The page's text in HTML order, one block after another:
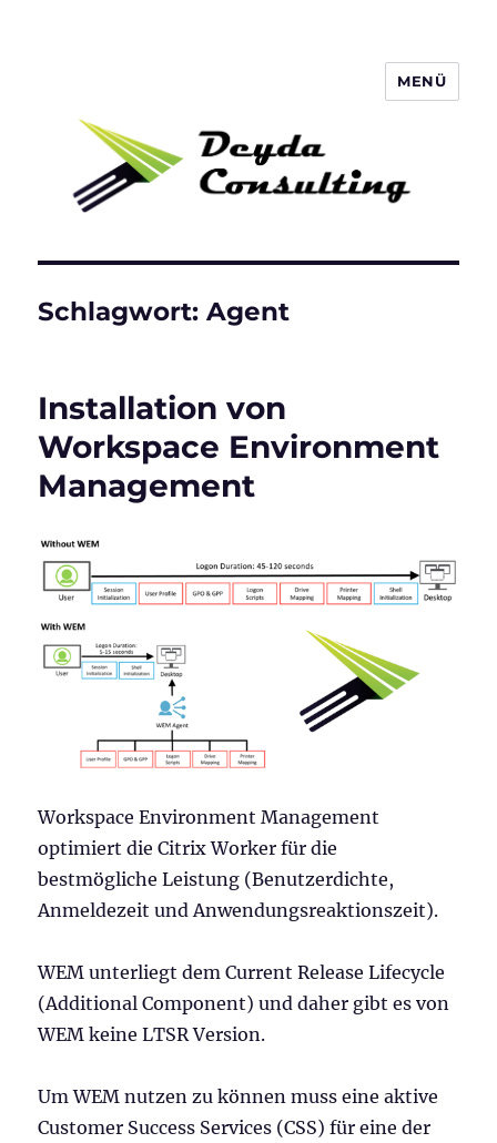
MENÜ
Schlagwort:Agent
Installation von
Workspace Environment
Management
Workspace Environment Management
optimiert die Citrix Worker für die
bestmögliche Leistung (Benutzerdichte,
Anmeldezeit und Anwendungsreaktionszeit).
WEM unterliegt dem Current Release Lifecycle
(Additional Component) und daher gibt es von
WEM keine LTSR Version.
Um WEM nutzen zu können muss eine aktive
Customer Success Services (CSS) für eine der